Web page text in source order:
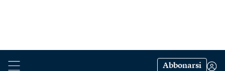
Abbonarsi